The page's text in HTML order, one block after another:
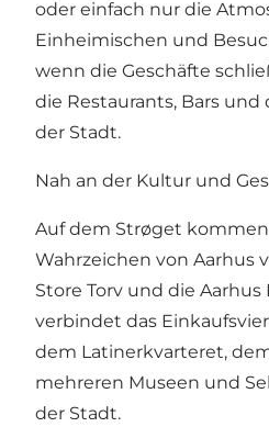
oder einfach nur die
Einheimischen und
wenn die Geschäfte
die Restaurants, Bars
der Stadt.
Nah an der Kultur und
Auf dem Strøget
Wahrzeichen von Aarhus
Store Torv und die
verbindet das
dem Latinerkvarteret,
mehreren Museen und
der Stadt.